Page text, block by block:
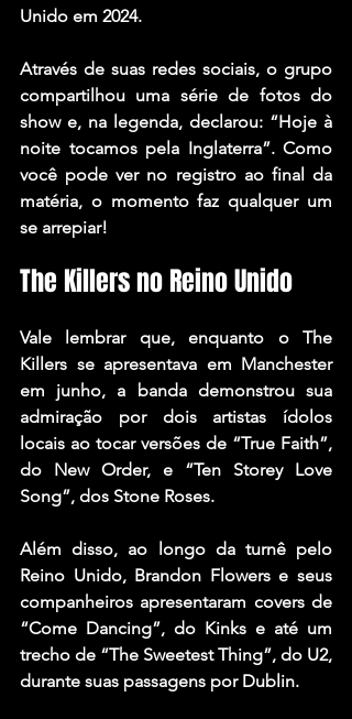
Unido em 2024.
Através de suas redes sociais, o grupo
compartilhou uma série de fotos do
show e, na legenda, declarou: “Hoje à
noite tocamos pela Inglaterra”. Como
você pode ver no registro ao final da
matéria, o momento faz qualquer um
se arrepiar!
The Killers no Reino Unido
Vale lembrar que, enquanto o The
Killers se apresentava em Manchester
em junho, a banda demonstrou sua
admiração por dois artistas ídolos
locais ao tocar versões de “True Faith”,
do New Order, e “Ten Storey Love
Song”, dos Stone Roses.
Além disso, ao longo da turnê pelo
Reino Unido, Brandon Flowers e seus
companheiros apresentaram covers de
“Come Dancing”, do Kinks e até um
trecho de “The Sweetest Thing”, do U2,
durante suas passagens por Dublin.